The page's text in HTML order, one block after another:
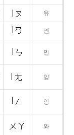
유
옌
인
양
잉
와